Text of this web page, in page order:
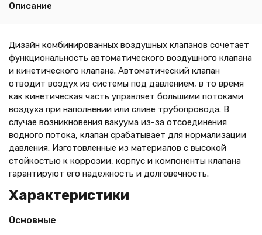
Описание
Дизайн комбинированных воздушных клапанов сочетает
функциональность автоматического воздушного клапана
и кинетического клапана. Автоматический клапан
отводит воздух из системы под давлением, в то время
как кинетическая часть управляет большими потоками
воздуха при наполнении или сливе трубопровода. В
случае возникновения вакуума из-за отсоединения
водного потока, клапан срабатывает для нормализации
давления. Изготовленные из материалов с высокой
стойкостью к коррозии, корпус и компоненты клапана
гарантируют его надежность и долговечность.
Характеристики
Основные